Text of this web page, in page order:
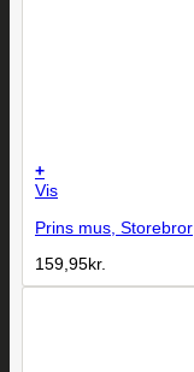
+
Vis
Prins mus, Storebror
159,95kr.